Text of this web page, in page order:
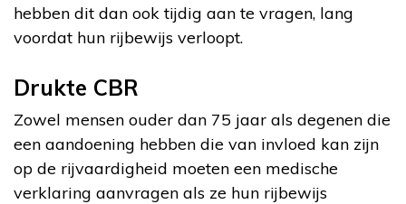
hebben dit dan ook tijdig aan te vragen, lang
voordat hun rijbewijs verloopt.
Drukte CBR
Zowel mensen ouder dan 75 jaar als degenen die
een aandoening hebben die van invloed kan zijn
op de rijvaardigheid moeten een medische
verklaring aanvragen als ze hun rijbewijs